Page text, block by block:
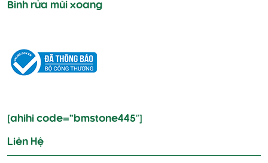
Bình rửa mũi xoang
[ahihi code=”bmstone445″]
Liên Hệ